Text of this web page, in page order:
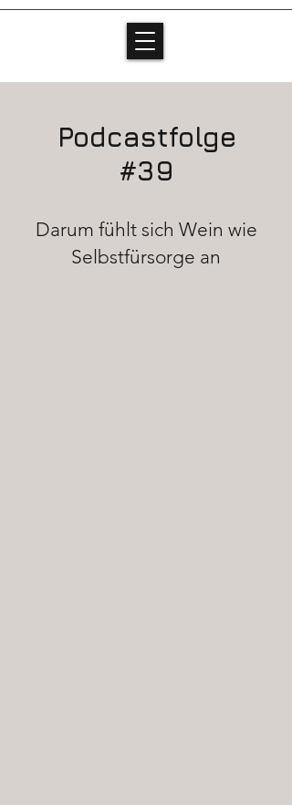
Podcastfolge
#39
Darum fühlt sich Wein wie
Selbstfürsorge an